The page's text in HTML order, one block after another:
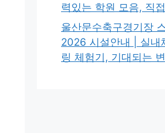
력있는 학원 모음, 직
울산문수축구경기장
2026 시설안내 | 실내
링 체험기, 기대되는